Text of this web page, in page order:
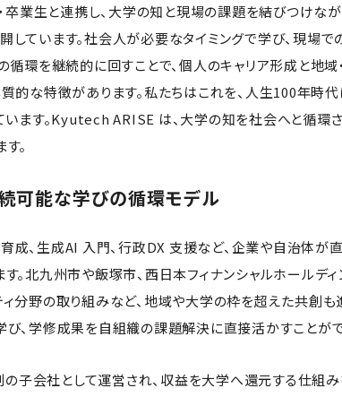
業生と連携し、大学の知と現場の課題を結びつけな
ています。社会人が必要なタイミングで学び、現場
循環を継続的に回すことで、個人のキャリア形成と地
的な特徴があります。私たちはこれを、人生100年時
います。Kyutech ARISE は、大学の知を社会へと循環
。
可能な学びの循環モデル
、生成AI 入門、行政DX 支援など、企業や自治体が
。北九州市や飯塚市、西日本フィナンシャルホールデ
分野の取り組みなど、地域や大学の枠を超えた共創も
、学修成果を自組織の課題解決に直接活かすことが
子会社として運営され、収益を大学へ還元する仕組み